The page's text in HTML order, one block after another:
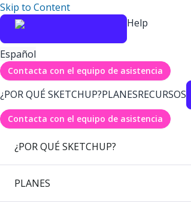
Skip to Content
Help
Español
Contacta con el equipo de asistencia
¿POR QUÉ SKETCHUP?PLANESRECURSOS
Contacta con el equipo de asistencia
¿POR QUÉ SKETCHUP?
PLANES